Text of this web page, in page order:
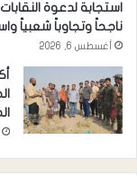
استجابة لدعوة
ناجحاً وتجاوباً شعبياً
أغسطس 6, 2026